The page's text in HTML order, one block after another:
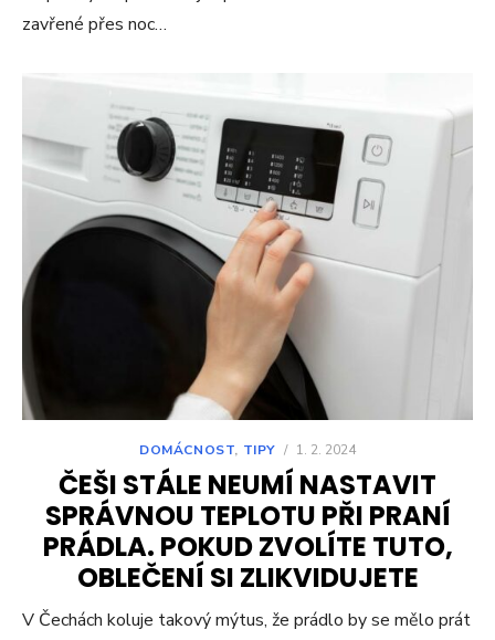
zavřené přes noc…
DOMÁCNOST, TIPY / 1. 2. 2024
ČEŠI STÁLE NEUMÍ NASTAVIT
SPRÁVNOU TEPLOTU PŘI PRANÍ
PRÁDLA. POKUD ZVOLÍTE TUTO,
OBLEČENÍ SI ZLIKVIDUJETE
V Čechách koluje takový mýtus, že prádlo by se mělo prát